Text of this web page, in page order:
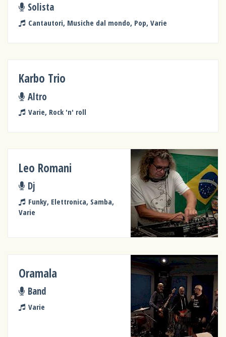
Solista
Cantautori, Musiche dal mondo, Pop, Varie
Karbo Trio
Altro
Varie, Rock 'n' roll
Leo Romani
Dj
Funky, Elettronica, Samba,
Varie
Oramala
Band
Varie